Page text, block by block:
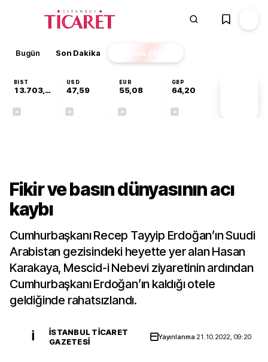
Bugün Son Dakika Finans EKSTRA
BIST
13.703,13
USD
47,59
EUR
55,08
GBP
64,20
Fikir ve basın dünyasının acı
kaybı
Cumhurbaşkanı Recep Tayyip Erdoğan’ın Suudi
Arabistan gezisindeki heyette yer alan Hasan
Karakaya, Mescid-i Nebevi ziyaretinin ardından
Cumhurbaşkanı Erdoğan’ın kaldığı otele
geldiğinde rahatsızlandı.
İ
İSTANBUL TICARET
GAZETESI
Yayınlanma 21.10.2022, 09:20